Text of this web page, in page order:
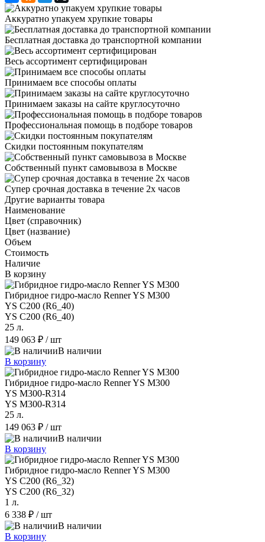
Аккуратно упакуем хрупкие товары
Бесплатная доставка до транспортной компании
Весь ассортимент сертифицирован
Принимаем все способы оплаты
Принимаем заказы на сайте круглосуточно
Профессиональная помощь в подборе товаров
Скидки постоянным покупателям
Собственный пункт самовывоза в Москве
Супер срочная доставка в течение 2х часов
Другие варианты товара
Наименование
Цвет (справочник)
Цвет (название)
Объем
Стоимость
Наличие
В корзину
Гибридное гидро-масло Renner YS M300
YS C200 (R6_40)
YS C200 (R6_40)
25 л.
149 063 ₽ / шт
В наличии
В корзину
Гибридное гидро-масло Renner YS M300
YS M300-R314
YS M300-R314
25 л.
149 063 ₽ / шт
В наличии
В корзину
Гибридное гидро-масло Renner YS M300
YS C200 (R6_32)
YS C200 (R6_32)
1 л.
6 338 ₽ / шт
В наличии
В корзину